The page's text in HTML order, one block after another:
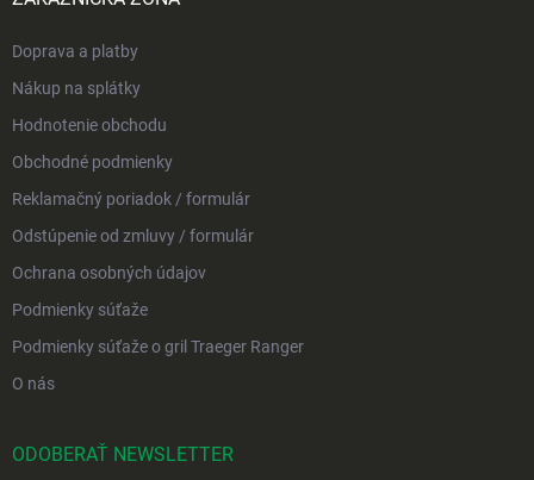
Doprava a platby
Nákup na splátky
Hodnotenie obchodu
Obchodné podmienky
Reklamačný poriadok / formulár
Odstúpenie od zmluvy / formulár
Ochrana osobných údajov
Podmienky súťaže
Podmienky súťaže o gril Traeger Ranger
O nás
ODOBERAŤ NEWSLETTER